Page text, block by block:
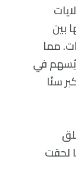
بين
مما
يُسهم في
سنًا
لحقت